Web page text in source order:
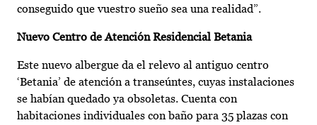
conseguido que vuestro sueño sea una realidad”.
Nuevo Centro de Atención Residencial Betania
Este nuevo albergue da el relevo al antiguo centro
‘Betania’ de atención a transeúntes, cuyas instalaciones
se habían quedado ya obsoletas. Cuenta con
habitaciones individuales con baño para 35 plazas con